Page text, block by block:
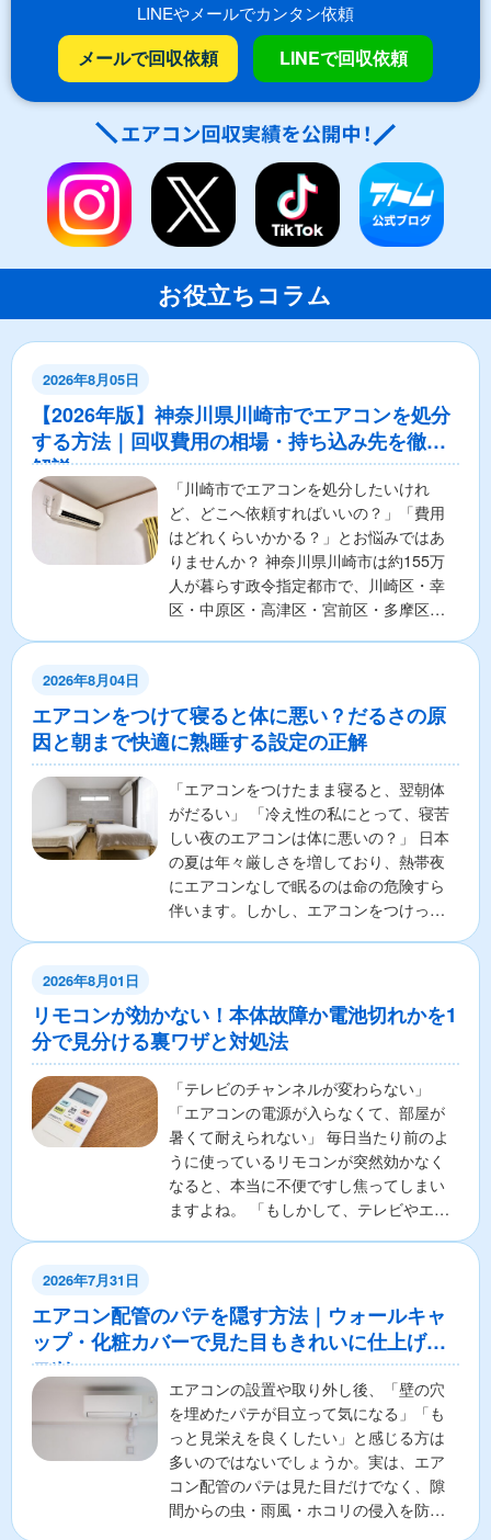
LINEやメールでカンタン依頼
メールで回収依頼 LINEで回収依頼
お役立ちコラム
2026年8月05日
【2026年版】神奈川県川崎市でエアコンを処分
する方法｜回収費用の相場・持ち込み先を徹底
解説
「川崎市でエアコンを処分したいけれ
ど、どこへ依頼すればいいの？」「費用
はどれくらいかかる？」とお悩みではあ
りませんか？ 神奈川県川崎市は約155万
人が暮らす政令指定都市で、川崎区・幸
区・中原区・高津区・宮前区・多摩区・
2026年8月04日
エアコンをつけて寝ると体に悪い？だるさの原
因と朝まで快適に熟睡する設定の正解
「エアコンをつけたまま寝ると、翌朝体
がだるい」 「冷え性の私にとって、寝苦
しい夜のエアコンは体に悪いの？」 日本
の夏は年々厳しさを増しており、熱帯夜
にエアコンなしで眠るのは命の危険すら
伴います。しかし、エアコンをつけっぱ
2026年8月01日
リモコンが効かない！本体故障か電池切れかを1
分で見分ける裏ワザと対処法
「テレビのチャンネルが変わらない」
「エアコンの電源が入らなくて、部屋が
暑くて耐えられない」 毎日当たり前のよ
うに使っているリモコンが突然効かなく
なると、本当に不便ですし焦ってしまい
ますよね。 「もしかして、テレビやエア
2026年7月31日
エアコン配管のパテを隠す方法｜ウォールキャ
ップ・化粧カバーで見た目もきれいに仕上げる
コツ
エアコンの設置や取り外し後、「壁の穴
を埋めたパテが目立って気になる」「も
っと見栄えを良くしたい」と感じる方は
多いのではないでしょうか。実は、エア
コン配管のパテは見た目だけでなく、隙
間からの虫・雨風・ホコリの侵入を防ぐ